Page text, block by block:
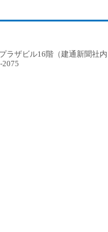
ラザビル16階（建通新聞社
2075